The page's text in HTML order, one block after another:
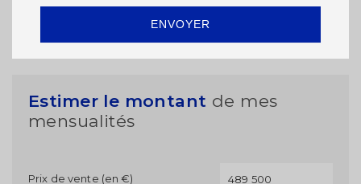
ENVOYER
Estimer le montant de mes
mensualités
Prix de vente (en €)